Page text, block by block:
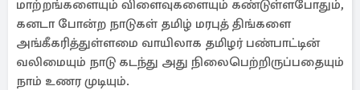
மாற்றங்களையும் விளைவுகளையும் கண்டுள்ளபோதும்,
கனடா போன்ற நாடுகள் தமிழ் மரபுத் திங்களை
அங்கீகரித்துள்ளமை வாயிலாக தமிழர் பண்பாட்டின்
வலிமையும் நாடு கடந்து அது நிலைபெற்றிருப்பதையும்
நாம் உணர முடியும்.